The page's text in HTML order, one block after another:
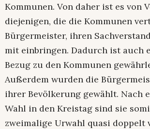
Kommunen. Von daher ist es von
diejenigen, die die Kommunen
Bürgermeister, ihren
mit einbringen. Dadurch ist auch
Bezug zu den Kommunen
Außerdem wurden die
ihrer Bevölkerung gewählt. Nach
Wahl in den Kreistag sind sie
zweimalige Urwahl quasi doppelt